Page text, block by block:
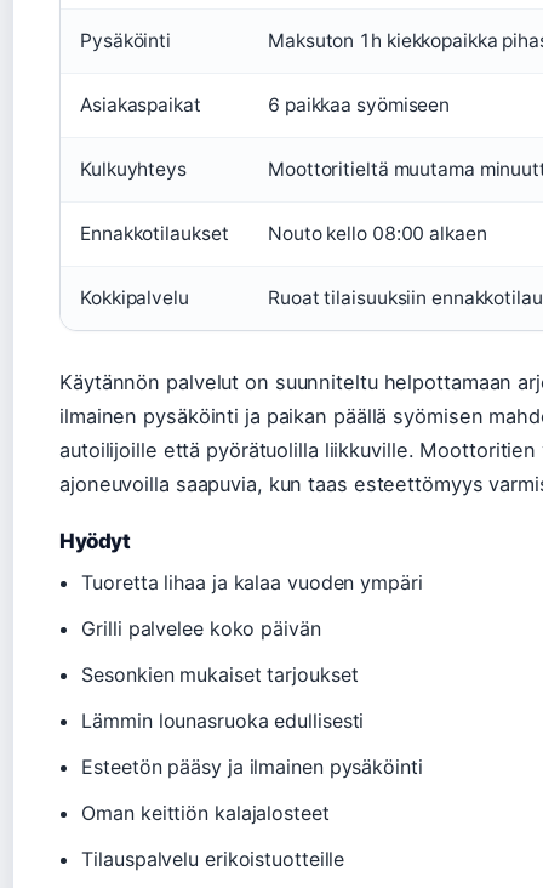
Pysäköinti Maksuton 1h kiekkopaikka
Asiakaspaikat 6 paikkaa syömiseen
Kulkuyhteys Moottoritieltä muutama
Ennakkotilaukset Nouto kello 08:00 alkaen
Kokkipalvelu Ruoat tilaisuuksiin
Käytännön palvelut on suunniteltu helpottamaan
ilmainen pysäköinti ja paikan päällä syömisen
autoilijoille että pyörätuolilla liikkuville.
ajoneuvoilla saapuvia, kun taas esteettömyys
Hyödyt
Tuoretta lihaa ja kalaa vuoden ympäri
Grilli palvelee koko päivän
Sesonkien mukaiset tarjoukset
Lämmin lounasruoka edullisesti
Esteetön pääsy ja ilmainen pysäköinti
Oman keittiön kalajalosteet
Tilauspalvelu erikoistuotteille